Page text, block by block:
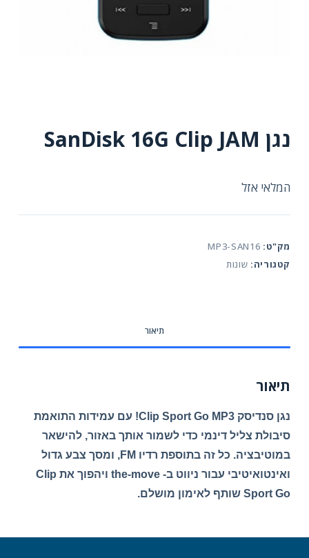
נגן SanDisk 16G Clip JAM
המלאי אזל
מק"ט: MP3-SAN16
קטגוריה: שונות
תיאור
תיאור
נגן סנדיסק Clip Sport Go MP3! עם עמידות התואמת
סיבולת צליל דינמי כדי לשמור אותך באזור, להישאר
במוטיבציה. כל זה בתוספת רדיו FM, ומסך צבע גדול
ואינטואיטיבי עבור ניווט ב- the-move ויהפוך את Clip
Sport Go שותף לאימון מושלם.